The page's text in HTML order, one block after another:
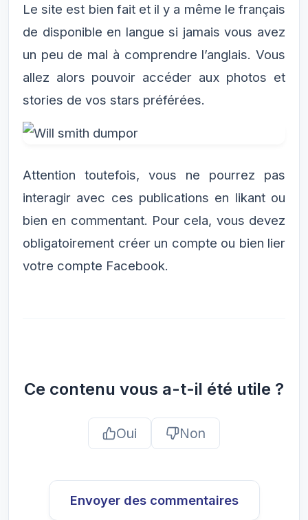
Le site est bien fait et il y a même le français
de disponible en langue si jamais vous avez
un peu de mal à comprendre l’anglais. Vous
allez alors pouvoir accéder aux photos et
stories de vos stars préférées.
Attention toutefois, vous ne pourrez pas
interagir avec ces publications en likant ou
bien en commentant. Pour cela, vous devez
obligatoirement créer un compte ou bien lier
votre compte Facebook.
Ce contenu vous a-t-il été utile ?
Oui Non
Envoyer des commentaires